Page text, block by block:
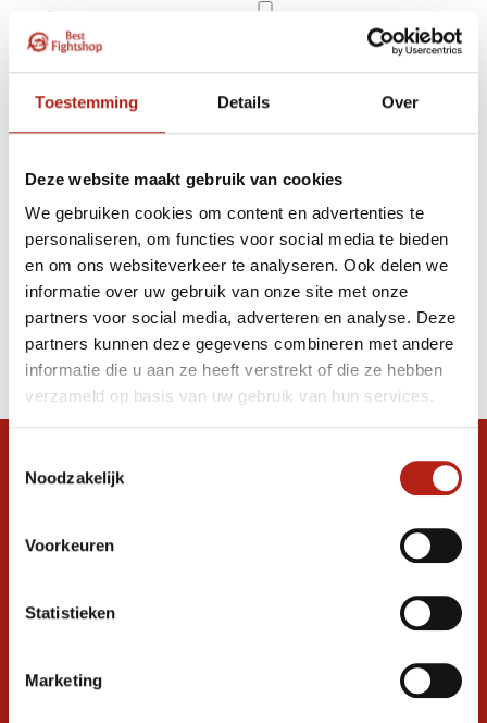
Toestemming Details Over
Deze website maakt gebruik van cookies
We gebruiken cookies om content en advertenties te
personaliseren, om functies voor social media te bieden
en om ons websiteverkeer te analyseren. Ook delen we
informatie over uw gebruik van onze site met onze
partners voor social media, adverteren en analyse. Deze
partners kunnen deze gegevens combineren met andere
informatie die u aan ze heeft verstrekt of die ze hebben
verzameld op basis van uw gebruik van hun services.
Noodzakelijk
Voorkeuren
Statistieken
Marketing
Apply filters Springtouwen
Producten
Filter
Ontvang de nieuwste aanbiedingen en
promoties